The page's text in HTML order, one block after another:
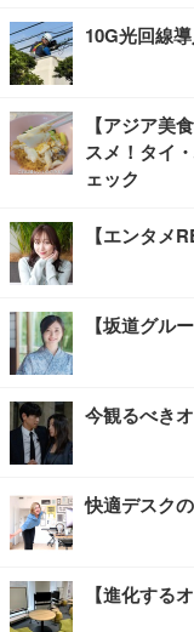
10G光回線
【アジア美
スメ！タイ
ェック
【エンタメ
【坂道グル
今観るべき
快適デスク
【進化する